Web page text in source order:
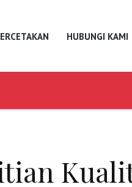
HUBUNGI KAMI